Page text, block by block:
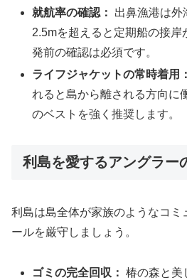
就航率の確認：
出鼻漁港は外
2.5mを超えると定期船の接岸
発前の確認は必須です。
ライフジャケットの常時着用：
れると島から離される方向に
のベストを強く推奨します。
利島を愛するアングラー
利島は島全体が家族のようなコミ
ールを厳守しましょう。
ゴミの完全回収： 椿の森と美